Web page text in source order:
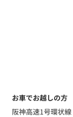
お車でお越しの方
阪神高速1号環状